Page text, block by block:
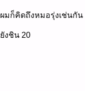
ผมก็คิดถึงหมอรุ่งเช่นกัน
ยังชิน 20